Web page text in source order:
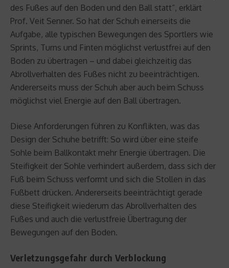
des Fußes auf den Boden und den Ball statt“, erklärt
Prof. Veit Senner. So hat der Schuh einerseits die
Aufgabe, alle typischen Bewegungen des Sportlers wie
Sprints, Turns und Finten möglichst verlustfrei auf den
Boden zu übertragen – und dabei gleichzeitig das
Abrollverhalten des Fußes nicht zu beeinträchtigen.
Andererseits muss der Schuh aber auch beim Schuss
möglichst viel Energie auf den Ball übertragen.
Diese Anforderungen führen zu Konflikten, was das
Design der Schuhe betrifft: So wird über eine steife
Sohle beim Ballkontakt mehr Energie übertragen. Die
Steifigkeit der Sohle verhindert außerdem, dass sich der
Fuß beim Schuss verformt und sich die Stollen in das
Fußbett drücken. Andererseits beeinträchtigt gerade
diese Steifigkeit wiederum das Abrollverhalten des
Fußes und auch die verlustfreie Übertragung der
Bewegungen auf den Boden.
Verletzungsgefahr durch Verblockung